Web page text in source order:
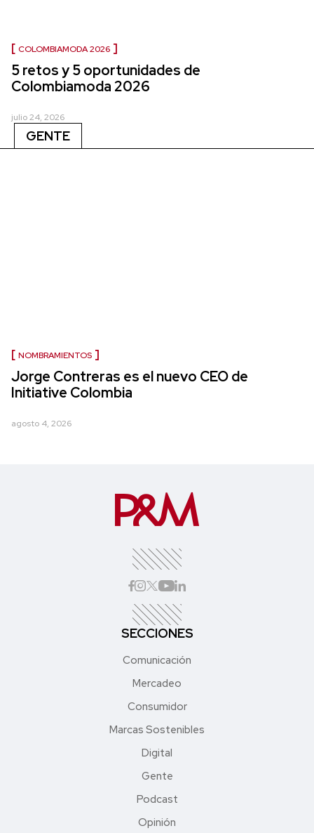
COLOMBIAMODA 2026
5 retos y 5 oportunidades de
Colombiamoda 2026
julio 24, 2026
GENTE
NOMBRAMIENTOS
Jorge Contreras es el nuevo CEO de
Initiative Colombia
agosto 4, 2026
SECCIONES
Comunicación
Mercadeo
Consumidor
Marcas Sostenibles
Digital
Gente
Podcast
Opinión